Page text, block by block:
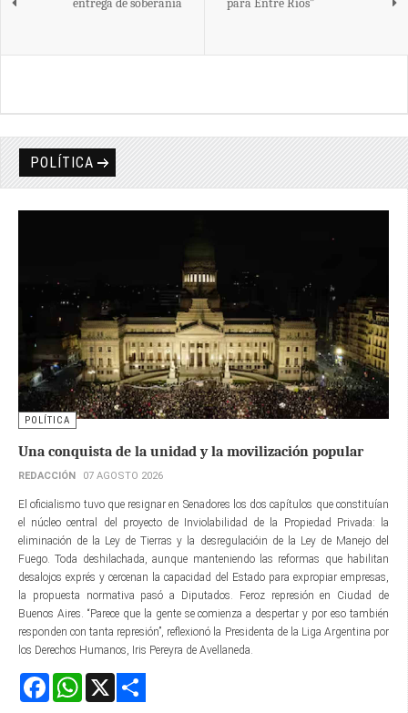
POLÍTICA
POLÍTICA
Una conquista de la unidad y la movilización popular
REDACCIÓN 07 AGOSTO 2026
El oficialismo tuvo que resignar en Senadores los dos capítulos que constituían
el núcleo central del proyecto de Inviolabilidad de la Propiedad Privada: la
eliminación de la Ley de Tierras y la desregulacióin de la Ley de Manejo del
Fuego. Toda deshilachada, aunque manteniendo las reformas que habilitan
desalojos exprés y cercenan la capacidad del Estado para expropiar empresas,
la propuesta normativa pasó a Diputados. Feroz represión en Ciudad de
Buenos Aires. “Parece que la gente se comienza a despertar y por eso también
responden con tanta represión”, reflexionó la Presidenta de la Liga Argentina por
los Derechos Humanos, Iris Pereyra de Avellaneda.
FacebookWhatsApp